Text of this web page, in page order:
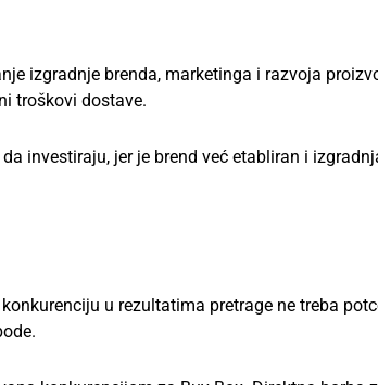
izgradnje brenda, marketinga i razvoja
troškovi dostave.
investiraju, jer je brend već etabliran i
u rezultatima pretrage ne treba